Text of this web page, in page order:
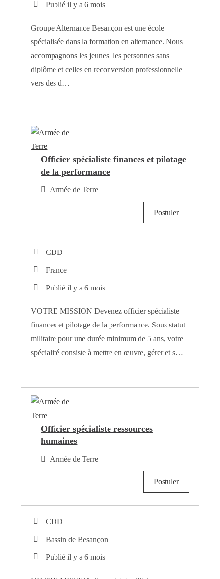
Publié il y a 6 mois
Groupe Alternance Besançon est une école
spécialisée dans la formation en alternance. Nous
accompagnons les jeunes, les personnes sans
diplôme et celles en reconversion professionnelle
vers des d…
Officier spécialiste finances et pilotage
de la performance
Armée de Terre
Postuler
CDD
France
Publié il y a 6 mois
VOTRE MISSION Devenez officier spécialiste
finances et pilotage de la performance. Sous statut
militaire pour une durée minimum de 5 ans, votre
spécialité consiste à mettre en œuvre, gérer et s…
Officier spécialiste ressources
humaines
Armée de Terre
Postuler
CDD
Bassin de Besançon
Publié il y a 6 mois